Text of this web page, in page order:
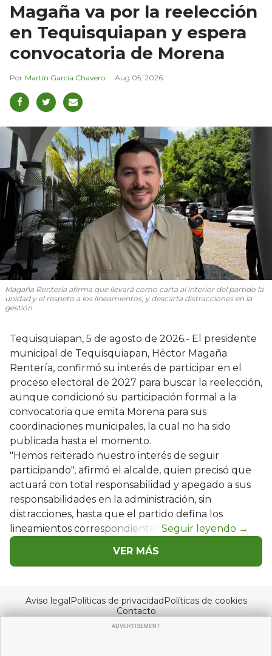
Magaña va por la reelección
en Tequisquiapan y espera
convocatoria de Morena
Martín García Chavero Aug 05, 2026
Magaña Rentería afirma que llevará como carta al interior del partido la
unidad y el respeto a los lineamientos, y descarta distracciones en la
gestión
Tequisquiapan, 5 de agosto de 2026.- El presidente
municipal de Tequisquiapan, Héctor Magaña
Rentería, confirmó su interés de participar en el
proceso electoral de 2027 para buscar la reelección,
aunque condicionó su participación formal a la
convocatoria que emita Morena para sus
coordinaciones municipales, la cual no ha sido
publicada hasta el momento.
"Hemos reiterado nuestro interés de seguir
participando", afirmó el alcalde, quien precisó que
actuará con total responsabilidad y apegado a sus
responsabilidades en la administración, sin
distracciones, hasta que el partido defina los
lineamientos correspondientes.
VER MÁS
Aviso legalPolíticas de privacidadPolíticas de cookies
Contacto